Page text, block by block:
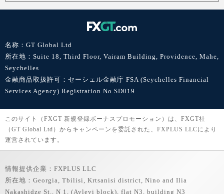
名称：GT Global Ltd
所在地：Suite 18, Third Floor, Vairam Building, Providence, Mahe,
Seychelles
金融商品取扱許可：セーシェル金融庁 FSA (Seychelles Financial
Services Agency) Registration No.SD019
このサイト（FXGT 新規登録ボーナスプロモーション）は、FXGT社
（GT Global Ltd）からキャンペーンを委託された、FXPLUS LLCにより
運営されています。
情報提供企業：FXPLUS LLC
所在地：Georgia, Tbilisi, Krtsanisi district, Nino and Ilia
Nakashidze St., N 1, (Avlevi block), flat N3, building N3